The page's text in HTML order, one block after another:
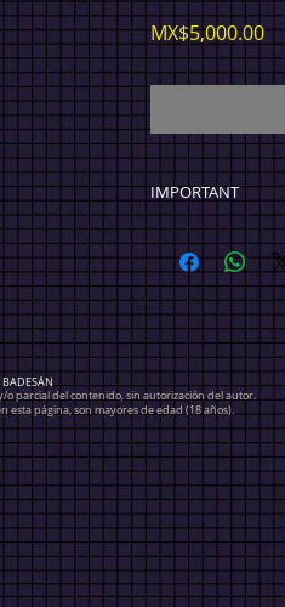
MX$5,000.00
IMPORTANT
ALL PRICES
200 (Purchase
within Mexico $
SHIPPING).
over $ 4000
BADESÁN
parcial del contenido, sin autorización del autor.
esta página, son mayores de edad (18 años).